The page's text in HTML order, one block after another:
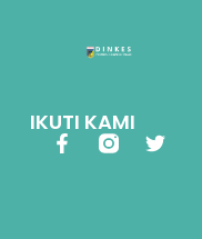
IKUTI KAMI